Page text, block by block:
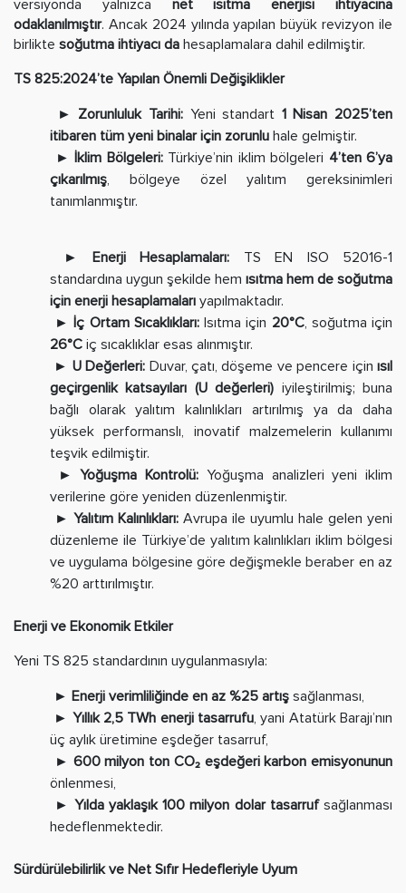
versiyonda yalnızca net ısıtma enerjisi ihtiyacına
odaklanılmıştır. Ancak 2024 yılında yapılan büyük revizyon ile
birlikte soğutma ihtiyacı da hesaplamalara dahil edilmiştir.
TS 825:2024’te Yapılan Önemli Değişiklikler
► Zorunluluk Tarihi:Yeni standart 1 Nisan 2025’ten
itibaren tüm yeni binalar için zorunlu hale gelmiştir.
► İklim Bölgeleri:Türkiye’nin iklim bölgeleri 4’ten 6’ya
çıkarılmış, bölgeye özel yalıtım gereksinimleri
tanımlanmıştır.
► Enerji Hesaplamaları: TS EN ISO 52016-1
standardına uygun şekilde hem ısıtma hem de soğutma
için enerji hesaplamaları yapılmaktadır.
► İç Ortam Sıcaklıkları:Isıtma için 20°C, soğutma için
26°C iç sıcaklıklar esas alınmıştır.
► U Değerleri: Duvar, çatı, döşeme ve pencere içinısıl
geçirgenlik katsayıları (U değerleri) iyileştirilmiş; buna
bağlı olarak yalıtım kalınlıkları artırılmış ya da daha
yüksek performanslı, inovatif malzemelerin kullanımı
teşvik edilmiştir.
► Yoğuşma Kontrolü: Yoğuşma analizleri yeni iklim
verilerine göre yeniden düzenlenmiştir.
► Yalıtım Kalınlıkları: Avrupa ile uyumlu hale gelen yeni
düzenleme ile Türkiye’de yalıtım kalınlıkları iklim bölgesi
ve uygulama bölgesine göre değişmekle beraber en az
%20 arttırılmıştır.
Enerji ve Ekonomik Etkiler
Yeni TS 825 standardının uygulanmasıyla:
► Enerji verimliliğinde en az %25 artış sağlanması,
► Yıllık 2,5 TWh enerji tasarrufu, yani Atatürk Barajı’nın
üç aylık üretimine eşdeğer tasarruf,
► 600 milyon ton CO₂ eşdeğeri karbon emisyonunun
önlenmesi,
► Yılda yaklaşık 100 milyon dolar tasarrufsağlanması
hedeflenmektedir.
Sürdürülebilirlik ve Net Sıfır Hedefleriyle Uyum